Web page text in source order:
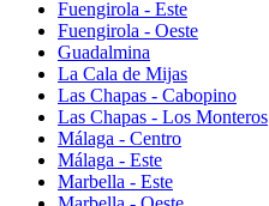
Fuengirola - Este
Fuengirola - Oeste
Guadalmina
La Cala de Mijas
Las Chapas - Cabopino
Las Chapas - Los Monteros
Málaga - Centro
Málaga - Este
Marbella - Este